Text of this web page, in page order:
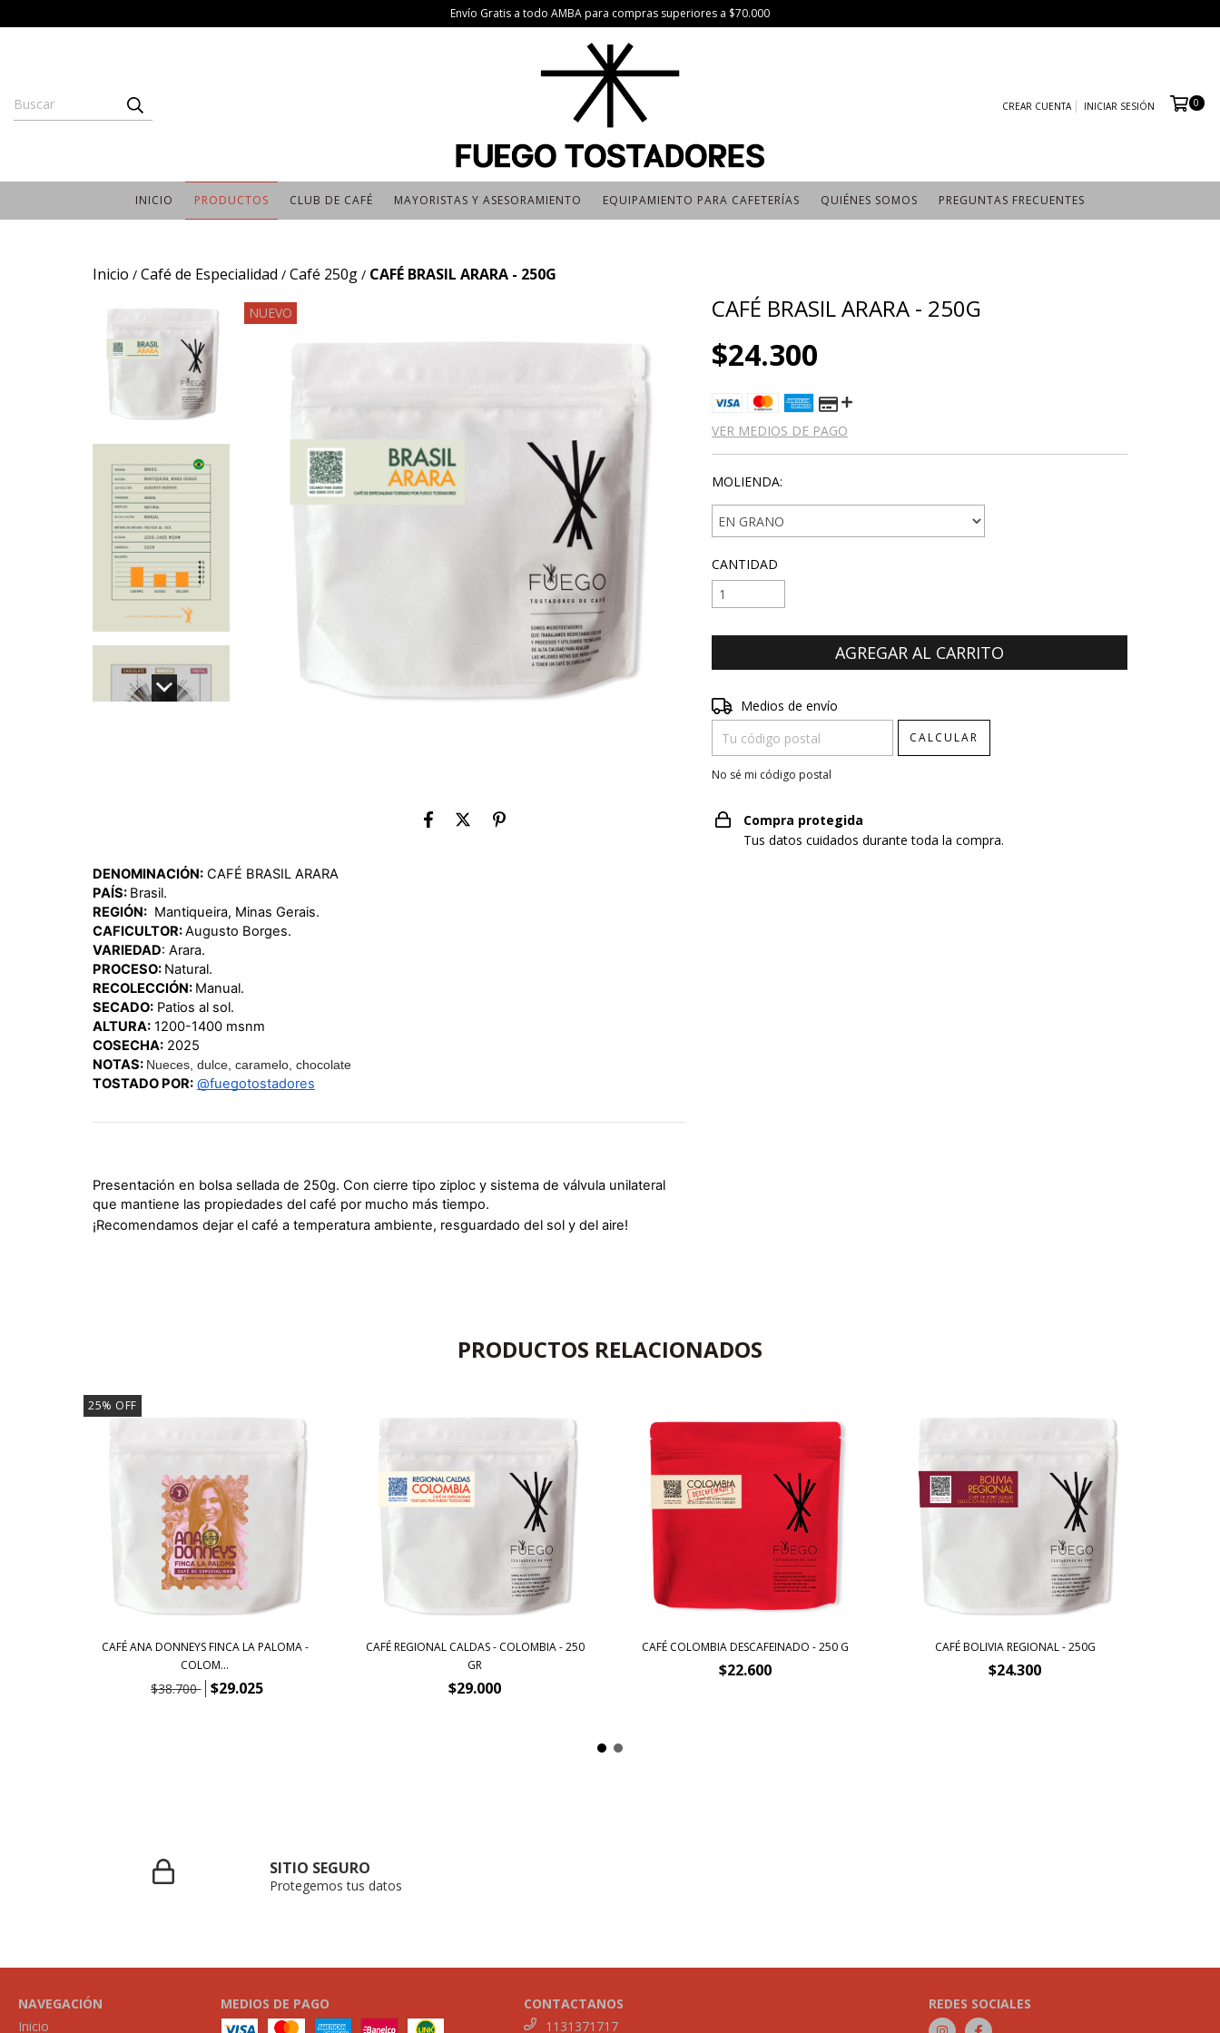
Envío Gratis a todo AMBA para compras superiores a $70.000
CREAR CUENTA INICIAR SESIÓN 0
INICIO PRODUCTOS CLUB DE CAFÉ MAYORISTAS Y ASESORAMIENTO EQUIPAMIENTO PARA CAFETERÍAS QUIÉNES SOMOS PREGUNTAS FRECUENTES
Inicio / Café de Especialidad / Café 250g / CAFÉ BRASIL ARARA - 250G
NUEVO
DENOMINACIÓN: CAFÉ BRASIL ARARA
PAÍS: Brasil.
REGIÓN: Mantiqueira, Minas Gerais.
CAFICULTOR: Augusto Borges.
VARIEDAD: Arara.
PROCESO: Natural.
RECOLECCIÓN: Manual.
SECADO: Patios al sol.
ALTURA: 1200-1400 msnm
COSECHA: 2025
NOTAS: Nueces, dulce, caramelo, chocolate
TOSTADO POR: @fuegotostadores
Presentación en bolsa sellada de 250g. Con cierre tipo ziploc y sistema de válvula unilateral
que mantiene las propiedades del café por mucho más tiempo.
¡Recomendamos dejar el café a temperatura ambiente, resguardado del sol y del aire!
CAFÉ BRASIL ARARA - 250G
$24.300
VER MEDIOS DE PAGO
MOLIENDA:
CANTIDAD
Entregas para el CP:
Medios de envío
CALCULAR
No sé mi código postal
Compra protegida
Tus datos cuidados durante toda la compra.
PRODUCTOS RELACIONADOS
25% OFF
CAFÉ ANA DONNEYS FINCA LA PALOMA -
COLOM...
$38.700 $29.025
CAFÉ REGIONAL CALDAS - COLOMBIA - 250
GR
$29.000
CAFÉ COLOMBIA DESCAFEINADO - 250 G
$22.600
CAFÉ BOLIVIA REGIONAL - 250G
$24.300
SITIO SEGURO
Protegemos tus datos
NAVEGACIÓN
Inicio
MEDIOS DE PAGO
CONTACTANOS
1131371717
REDES SOCIALES